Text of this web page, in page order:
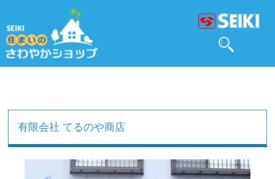
有限会社 てるのや商店